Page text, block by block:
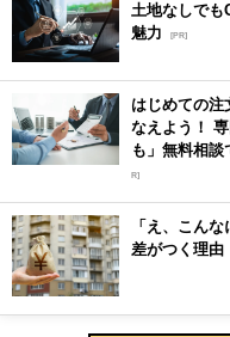
土地なしでも
魅力
[PR]
はじめての注
なえよう！
も」無料相談
R]
「え、こん
差がつく理由